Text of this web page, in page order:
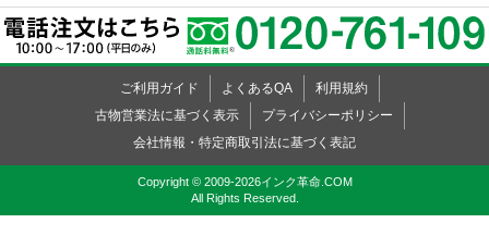
外観
粉漏れや損傷箇所はないか目視確認
ご利用ガイド よくあるQA
利用規約
古物営業法に基づく表示
プライバシーポリシー
会社情報・特定商取引法に基づく表記
Copyright © 2009-2026インク革命.COM
All Rights Reserved.